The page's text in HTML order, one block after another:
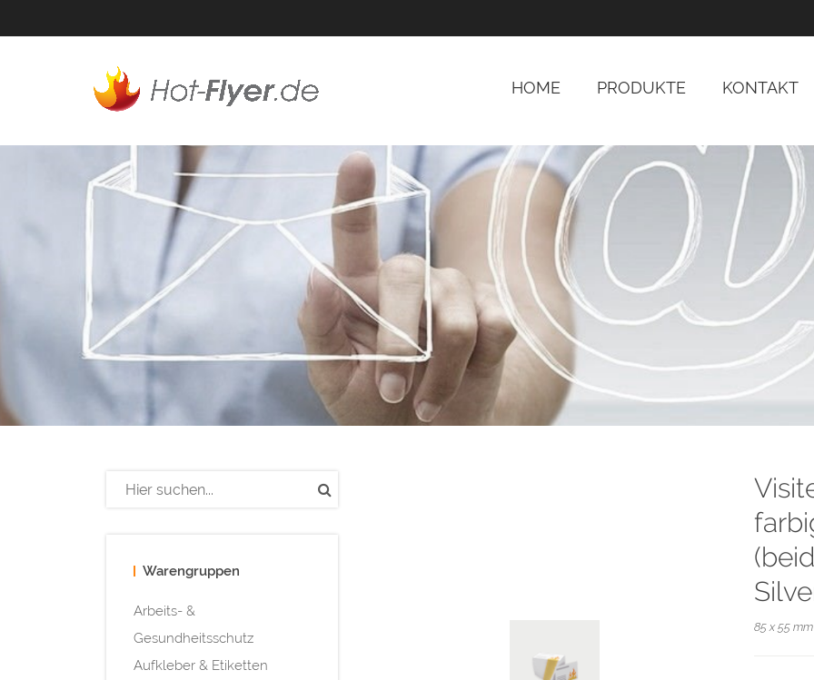
HOME PRODUKTE KONTAKT
Warengruppen
Arbeits- &
Gesundheitsschutz
Aufkleber & Etiketten
85 x 55